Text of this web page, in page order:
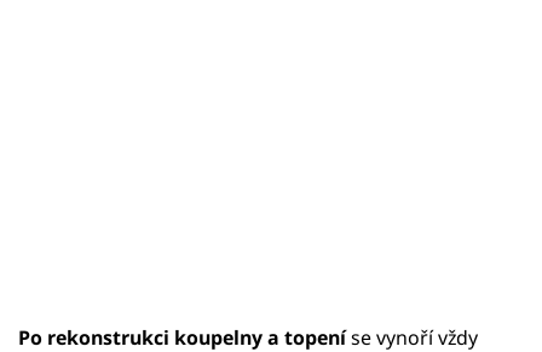
Po rekonstrukci koupelny a topeníse vynoří vždy